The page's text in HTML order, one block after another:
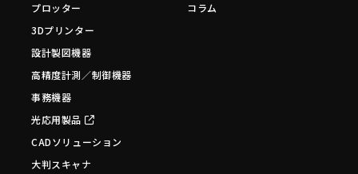
プロッター
3Dプリンター
設計製図機器
高精度計測／制御機器
事務機器
光応用製品
CADソリューション
大判スキャナ
コラム